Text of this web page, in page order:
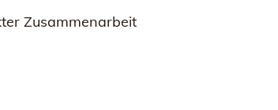
Zusammenarbeit